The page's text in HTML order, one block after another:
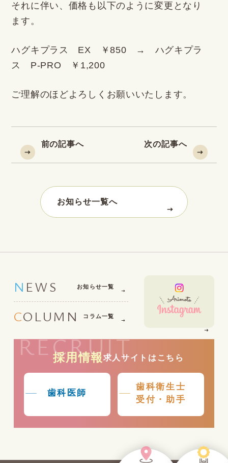
それに伴い、価格も以下のように変更となり
ます。
ハグキプラス EX ￥850 → ハグキプラ
ス P-PRO ￥1,200
ご理解のほどよろしくお願いいたします。
前の記事へ 次の記事へ
お知らせ一覧へ
NEWS お知らせ一覧
COLUMN コラム一覧
RECRUIT
採用情報 求人サイトはこちら
歯科医師
歯科衛生士
受付・助手